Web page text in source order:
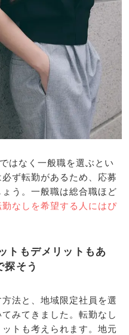
はなく一般職を選ぶとい
ず転勤があるため、応募
う。一般職は総合職ほど
勤なしを希望する人にはぴ
トもデメリットもあ
探そう
法と、地域限定社員を選
みてきました。転勤なし
トも考えられます。地元